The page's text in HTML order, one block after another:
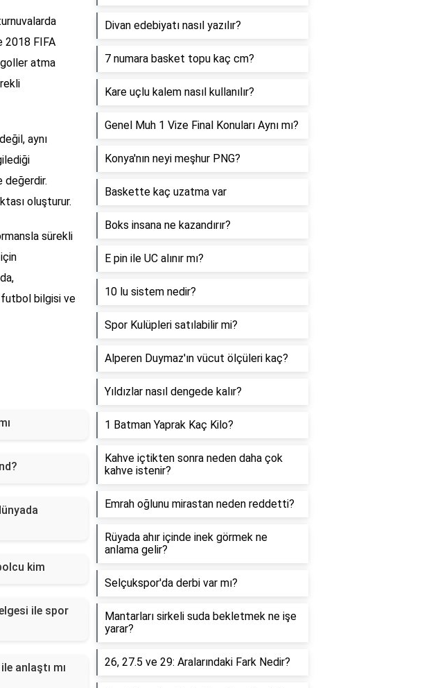
2018 FIFA
goller atma
aynı
değerdir.
oluşturur.
sürekli
futbol bilgisi ve
kim
ile spor
anlaştı mı
Divan edebiyatı nasıl yazılır?
7 numara basket topu kaç cm?
Kare uçlu kalem nasıl kullanılır?
Genel Muh 1 Vize Final Konuları Aynı mı?
Konya'nın neyi meşhur PNG?
Baskette kaç uzatma var
Boks insana ne kazandırır?
E pin ile UC alınır mı?
10 lu sistem nedir?
Spor Kulüpleri satılabilir mi?
Alperen Duymaz'ın vücut ölçüleri kaç?
Yıldızlar nasıl dengede kalır?
1 Batman Yaprak Kaç Kilo?
Kahve içtikten sonra neden daha çok
kahve istenir?
Emrah oğlunu mirastan neden reddetti?
Rüyada ahır içinde inek görmek ne
anlama gelir?
Selçukspor'da derbi var mı?
Mantarları sirkeli suda bekletmek ne işe
yarar?
26, 27.5 ve 29: Aralarındaki Fark Nedir?